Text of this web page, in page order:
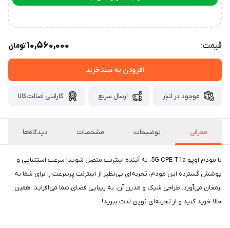
قیمت: 10,560,000تومان
افزودن به سبدخرید
موجود در انبار ارسال سریع گارانتی اصالت کالا
معرفی توضیحات مشخصات دیدگاه‌ها
با مودم اوپو 5G CPE T1a، به آینده اینترنت متصل شوید! سرعت استثنایی و
پوشش گسترده این مودم، تجربه‌ای بی‌نظیر از اینترنت پرسرعت را برای شما به
ارمغان می‌آورد. طراحی شیک و مدرن آن، به زیبایی فضای شما می‌افزاید. همین
حالا خرید کنید و از تجربه‌ای نوین لذت ببرید!